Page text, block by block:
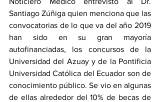
Santiago Zúñiga quien menciona que las
convocatorias de lo que va del año 2019
han sido en su gran mayoría
autofinanciadas, los concursos de la
Universidad del Azuay y de la Pontificia
Universidad Católica del Ecuador son de
conocimiento público. Se vio en algunas
de ellas alrededor del 10% de becas de